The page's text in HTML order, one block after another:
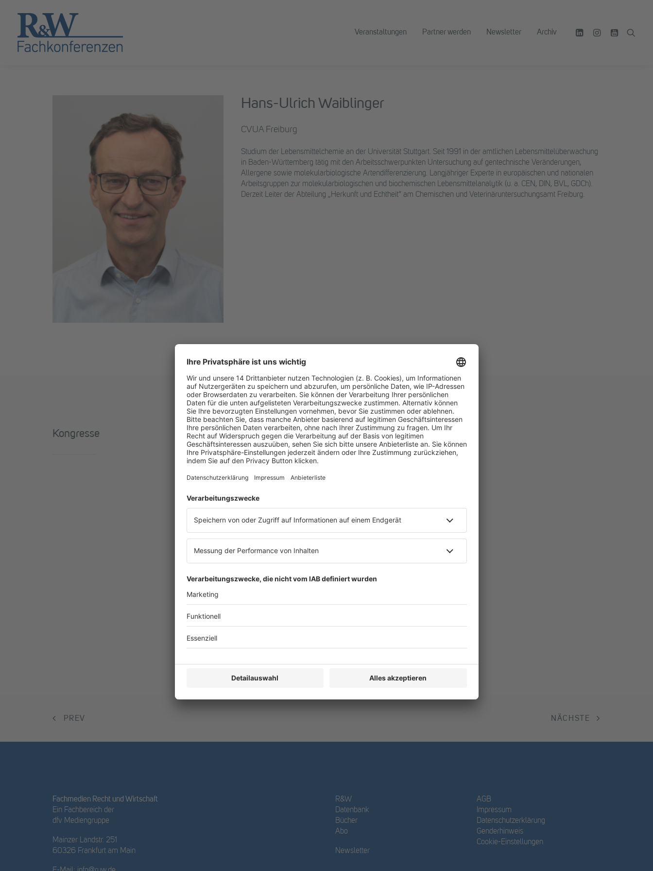
Veranstaltungen Partner werden Newsletter Archiv
Hans-Ulrich Waiblinger
CVUA Freiburg
Studium der Lebensmittelchemie an der Universität Stuttgart. Seit 1991 in der amtlichen Lebensmittelüberwachung
in Baden-Württemberg tätig mit den Arbeitsschwerpunkten Untersuchung auf gentechnische Veränderungen,
Allergene sowie molekularbiologische Artendifferenzierung. Langjähriger Experte in europäischen und nationalen
Arbeitsgruppen zur molekularbiologischen und biochemischen Lebensmittelanalytik (u. a. CEN, DIN, BVL, GDCh).
Derzeit Leiter der Abteilung „Herkunft und Echtheit“ am Chemischen und Veterinäruntersuchungsamt Freiburg.
Kongresse
2027
PREV NÄCHSTE
Fachmedien Recht und Wirtschaft
Ein Fachbereich der
dfv Mediengruppe
Mainzer Landstr. 251
60326 Frankfurt am Main
R&W
Datenbank
Bücher
Abo
Newsletter
AGB
Impressum
Datenschutzerklärung
Genderhinweis
Cookie-Einstellungen